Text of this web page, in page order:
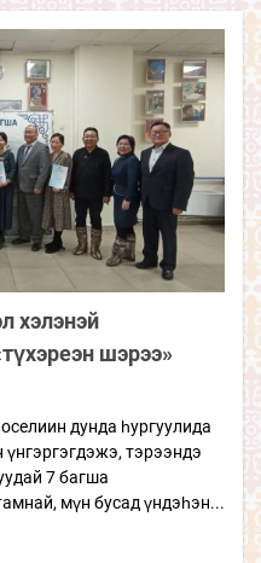
хэлэнэй
шэрээ»
дунда һургуулида
тэрээндэ
7 багша
мүн бусад үндэһэн...